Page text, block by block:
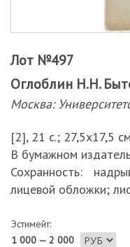
Лот №497
Оглоблин Н.Н.
Москва:
[2], 21 с.; 27,5х17,5 см
В бумажном
Сохранность:
лицевой обложки;
Эстимейт:
1 000 — 2 000